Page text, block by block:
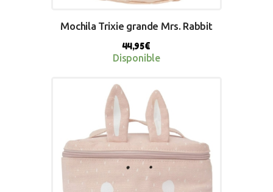
BUY NOW
Mochila Trixie grande Mrs. Rabbit
44,95€
Disponible